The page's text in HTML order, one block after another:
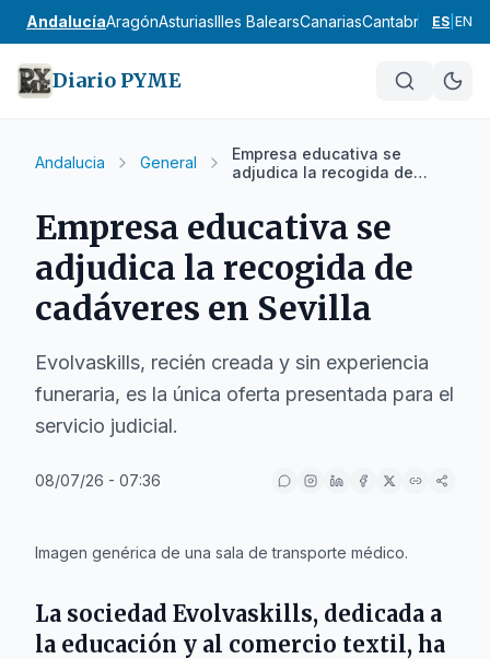
AndalucíaAragónAsturiasIlles BalearsCanariasCantabria Castilla
ES EN
Diario PYME
Andalucia General
Empresa educativa se
adjudica la recogida de
Empresa educativa se
adjudica la recogida de
cadáveres en Sevilla
Evolvaskills, recién creada y sin experiencia
funeraria, es la única oferta presentada para el
servicio judicial.
08/07/26 - 07:36
Imagen genérica de una sala de transporte médico.
La sociedad Evolvaskills, dedicada a
la educación y al comercio textil, ha